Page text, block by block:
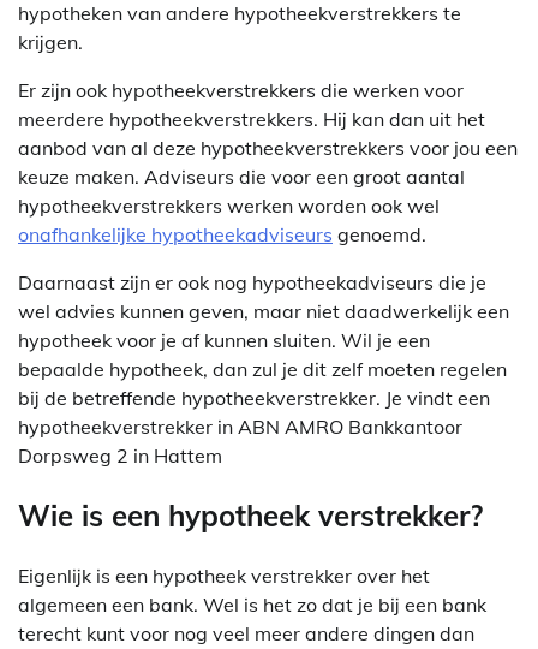
hypotheken van andere hypotheekverstrekkers te
krijgen.
Er zijn ook hypotheekverstrekkers die werken voor
meerdere hypotheekverstrekkers. Hij kan dan uit het
aanbod van al deze hypotheekverstrekkers voor jou een
keuze maken. Adviseurs die voor een groot aantal
hypotheekverstrekkers werken worden ook wel
onafhankelijke hypotheekadviseurs genoemd.
Daarnaast zijn er ook nog hypotheekadviseurs die je
wel advies kunnen geven, maar niet daadwerkelijk een
hypotheek voor je af kunnen sluiten. Wil je een
bepaalde hypotheek, dan zul je dit zelf moeten regelen
bij de betreffende hypotheekverstrekker. Je vindt een
hypotheekverstrekker in ABN AMRO Bankkantoor
Dorpsweg 2 in Hattem
Wie is een hypotheek verstrekker?
Eigenlijk is een hypotheek verstrekker over het
algemeen een bank. Wel is het zo dat je bij een bank
terecht kunt voor nog veel meer andere dingen dan